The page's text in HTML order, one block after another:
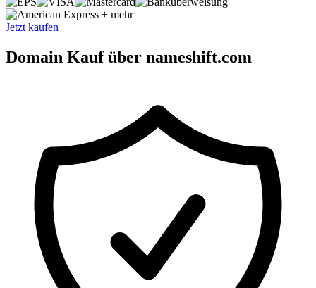
+ mehr
Jetzt kaufen
Domain Kauf über nameshift.com